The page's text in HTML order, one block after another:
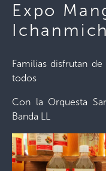
Expo
Familias disfrutan
todos
Con la Orquesta
Banda LL